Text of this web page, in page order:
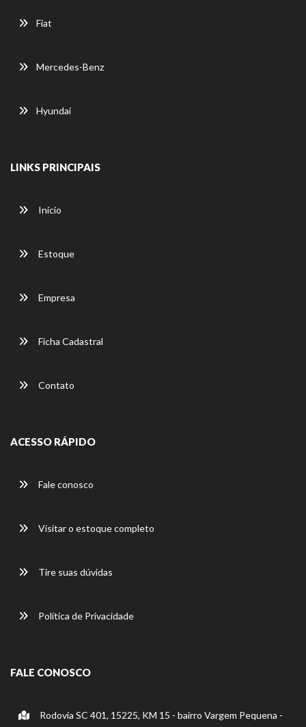
Fiat
Mercedes-Benz
Hyundai
LINKS PRINCIPAIS
Início
Estoque
Empresa
Ficha Cadastral
Contato
ACESSO RÁPIDO
Fale conosco
Visitar o estoque completo
Tire suas dúvidas
Política de Privacidade
FALE CONOSCO
Rodovia SC 401, 15225, KM 15 - bairro Vargem Pequena -